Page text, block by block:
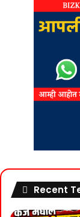
Recent